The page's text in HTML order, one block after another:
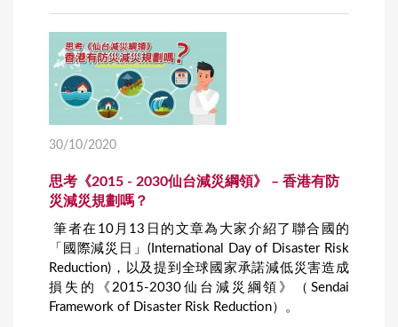
30/10/2020
思考《2015 - 2030仙台減災綱領》 – 香港有防
災減災規劃嗎？
筆者在10月13日的文章為大家介紹了聯合國的
「國際減災日」(International Day of Disaster Risk
Reduction)，以及提到全球國家承諾減低災害造成
損失的《2015-2030仙台減災綱領》（Sendai
Framework of Disaster Risk Reduction）。